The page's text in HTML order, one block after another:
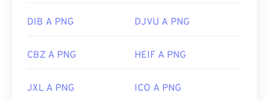
DIB A PNG DJVU A PNG
CBZ A PNG HEIF A PNG
JXL A PNG ICO A PNG